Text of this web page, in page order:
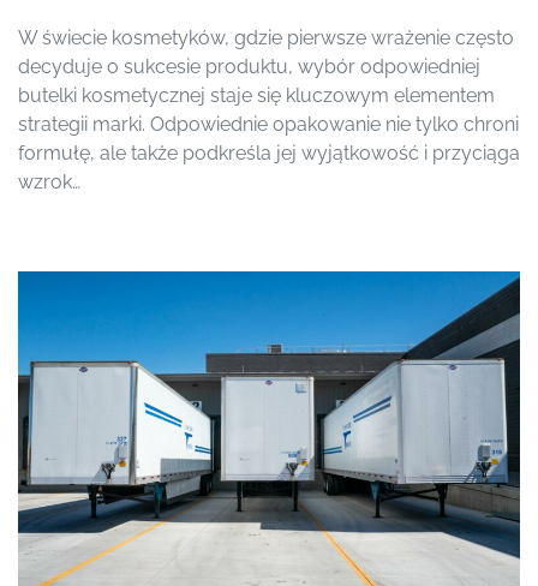
W świecie kosmetyków, gdzie pierwsze wrażenie często
decyduje o sukcesie produktu, wybór odpowiedniej
butelki kosmetycznej staje się kluczowym elementem
strategii marki. Odpowiednie opakowanie nie tylko chroni
formułę, ale także podkreśla jej wyjątkowość i przyciąga
wzrok…